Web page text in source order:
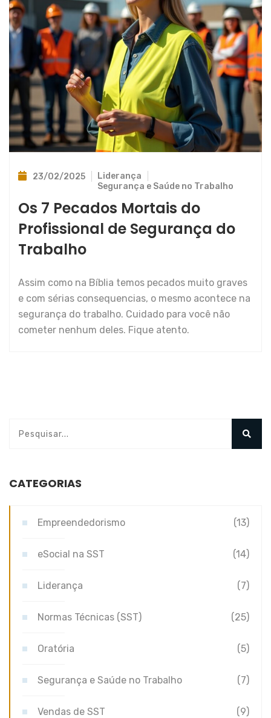
23/02/2025
Liderança
Segurança e Saúde no Trabalho
Os 7 Pecados Mortais do
Profissional de Segurança do
Trabalho
Assim como na Bíblia temos pecados muito graves
e com sérias consequencias, o mesmo acontece na
segurança do trabalho. Cuidado para você não
cometer nenhum deles. Fique atento.
CATEGORIAS
Empreendedorismo (13)
eSocial na SST (14)
Liderança (7)
Normas Técnicas (SST) (25)
Oratória (5)
Segurança e Saúde no Trabalho (7)
Vendas de SST (9)